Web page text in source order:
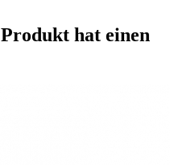
hat einen